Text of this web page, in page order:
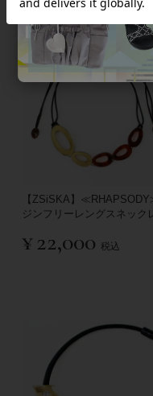
【ZSiSKA】
ジンフリーレングスネック
¥22,000 税込